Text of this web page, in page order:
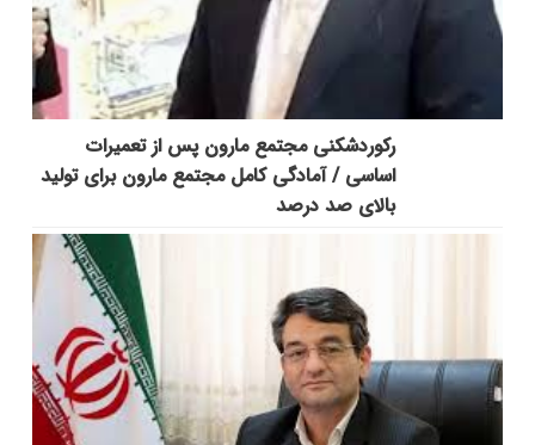
رکوردشکنی مجتمع مارون پس از تعمیرات
اساسی / آمادگی کامل مجتمع مارون برای تولید
بالای صد درصد